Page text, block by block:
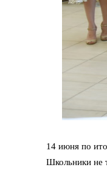
14 июня по
Школьники не